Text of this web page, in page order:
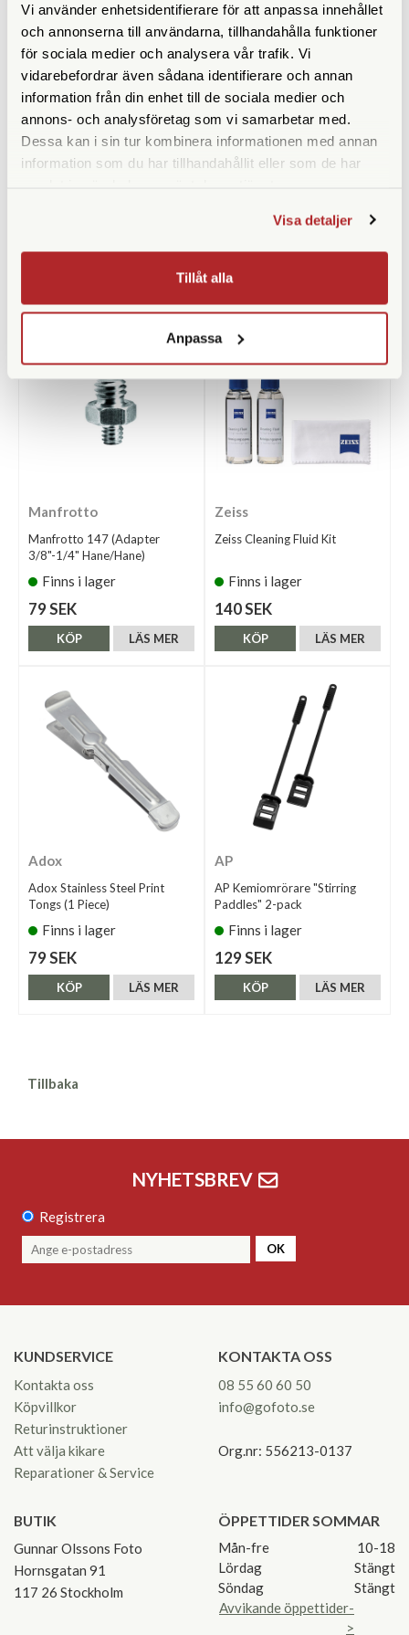
Vi använder enhetsidentifierare för att anpassa innehållet
och annonserna till användarna, tillhandahålla funktioner
för sociala medier och analysera vår trafik. Vi
vidarebefordrar även sådana identifierare och annan
information från din enhet till de sociala medier och
annons- och analysföretag som vi samarbetar med.
Dessa kan i sin tur kombinera informationen med annan
information som du har tillhandahållit eller som de har
Visa detaljer
Tillåt alla
Anpassa
Adox SmallRig
Manfrotto
Manfrotto 147 (Adapter
3/8"-1/4" Hane/Hane)
Finns i lager
79 SEK
LÄS MER
KÖP
Zeiss
Zeiss Cleaning Fluid Kit
Finns i lager
140 SEK
LÄS MER
KÖP
Adox
Adox Stainless Steel Print
Tongs (1 Piece)
Finns i lager
79 SEK
LÄS MER
KÖP
AP
AP Kemiomrörare "Stirring
Paddles" 2-pack
Finns i lager
129 SEK
LÄS MER
KÖP
Tillbaka
NYHETSBREV
Registrera
OK
KUNDSERVICE
Kontakta oss
Köpvillkor
Returinstruktioner
Att välja kikare
Reparationer & Service
KONTAKTA OSS
08 55 60 60 50
info@gofoto.se
Org.nr: 556213-0137
BUTIK
Gunnar Olssons Foto
Hornsgatan 91
117 26 Stockholm
ÖPPETTIDER SOMMAR
Mån-fre
10-18
Lördag
Stängt
Söndag
Stängt
Avvikande öppettider-
>